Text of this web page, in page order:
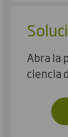
Abra la
ciencia